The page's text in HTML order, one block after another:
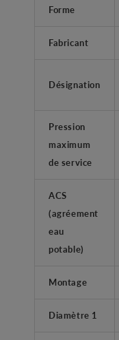
Forme
Fabricant
Désignation
Pression
maximum
de service
ACS
(agréement
eau
potable)
Montage
Diamètre 1